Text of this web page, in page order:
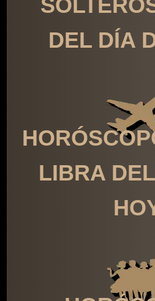
DEL DÍA
LIBRA